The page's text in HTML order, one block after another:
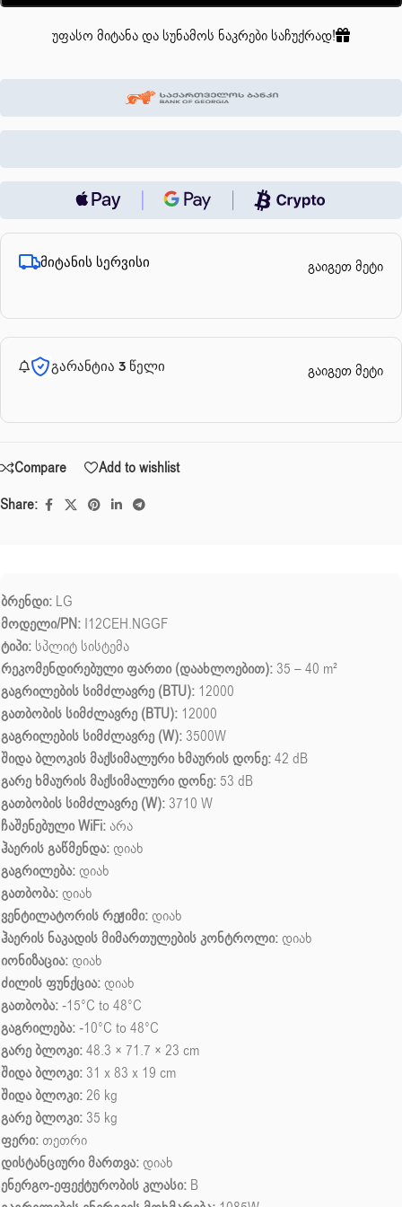
უფასო მიტანა და სუნამოს ნაკრები საჩუქრად!
მიტანის სერვისი გაიგეთ მეტი
გარანტია 3 წელი გაიგეთ მეტი
Compare
Add to wishlist
Share:
ბრენდი: LG
მოდელი/PN: I12CEH.NGGF
ტიპი: სპლიტ სისტემა
რეკომენდირებული ფართი (დაახლოებით): 35 – 40 m²
გაგრილების სიმძლავრე (BTU): 12000
გათბობის სიმძლავრე (BTU): 12000
გაგრილების სიმძლავრე (W): 3500W
შიდა ბლოკის მაქსიმალური ხმაურის დონე:42 dB
გარე ხმაურის მაქსიმალური დონე: 53 dB
გათბობის სიმძლავრე (W): 3710 W
ჩაშენებული WiFi:არა
ჰაერის გაწმენდა: დიახ
გაგრილება: დიახ
გათბობა: დიახ
ვენტილატორის რეჟიმი: დიახ
ჰაერის ნაკადის მიმართულების კონტროლი: დიახ
იონიზაცია: დიახ
ძილის ფუნქცია: დიახ
გათბობა:-15°C to 48°C
გაგრილება:-10°C to 48°C
გარე ბლოკი:48.3 × 71.7 × 23 cm
შიდა ბლოკი: 31 x 83 x 19 cm
შიდა ბლოკი:26 kg
გარე ბლოკი: 35 kg
ფერი: თეთრი
დისტანციური მართვა: დიახ
ენერგო-ეფექტურობის კლასი: B